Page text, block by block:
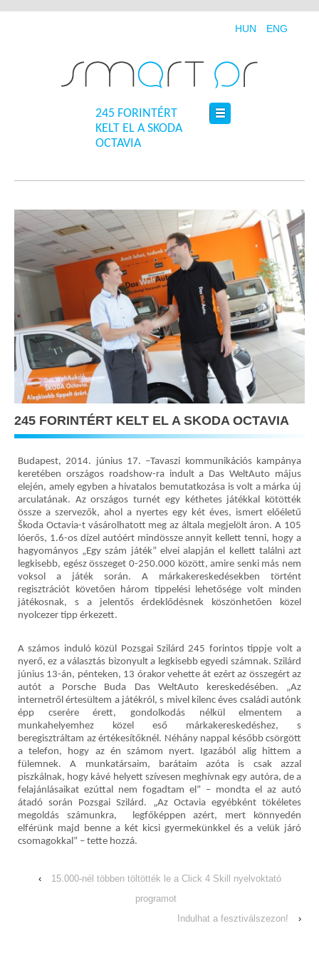
HUN ENG
245 FORINTÉRT
KELT EL A SKODA
OCTAVIA
245 FORINTÉRT KELT EL A SKODA OCTAVIA
Budapest, 2014. június 17. –Tavaszi kommunikációs kampánya
keretében országos roadshow-ra indult a Das WeltAuto május
elején, amely egyben a hivatalos bemutatkozása is volt a márka új
arculatának. Az országos turnét egy kéthetes játékkal kötötték
össze a szervezők, ahol a nyertes egy két éves, ismert előéletű
Škoda Octavia-t vásárolhatott meg az általa megjelölt áron. A 105
lóerős, 1.6-os dízel autóért mindössze annyit kellett tenni, hogy a
hagyományos „Egy szám játék” elvei alapján el kellett találni azt
legkisebb, egész összeget 0-250.000 között, amire senki más nem
voksol a játék során. A márkakereskedésekben történt
regisztrációt követően három tippelési lehetősége volt minden
játékosnak, s a jelentős érdeklődésnek köszönhetően közel
nyolcezer tipp érkezett.
A számos induló közül Pozsgai Szilárd 245 forintos tippje volt a
nyerő, ez a választás bizonyult a legkisebb egyedi számnak. Szilárd
június 13-án, pénteken, 13 órakor vehette át ezért az összegért az
autót a Porsche Buda Das WeltAuto kereskedésében. „Az
internetről értesültem a játékról, s mivel kilenc éves családi autónk
épp cserére érett, gondolkodás nélkül elmentem a
munkahelyemhez közel eső márkakereskedéshez, s
beregisztráltam az értékesítőknél. Néhány nappal később csörgött
a telefon, hogy az én számom nyert. Igazából alig hittem a
fülemnek. A munkatársaim, barátaim azóta is csak azzal
piszkálnak, hogy kávé helyett szívesen meghívnak egy autóra, de a
felajánlásaikat ezúttal nem fogadtam el” – mondta el az autó
átadó során Pozsgai Szilárd. „Az Octavia egyébként tökéletes
megoldás számunkra, legfőképpen azért, mert könnyedén
elférünk majd benne a két kicsi gyermekünkkel és a velük járó
csomagokkal” – tette hozzá.
‹
15.000-nél többen töltötték le a Click 4 Skill nyelvoktató
programot
Indulhat a fesztiválszezon!
›